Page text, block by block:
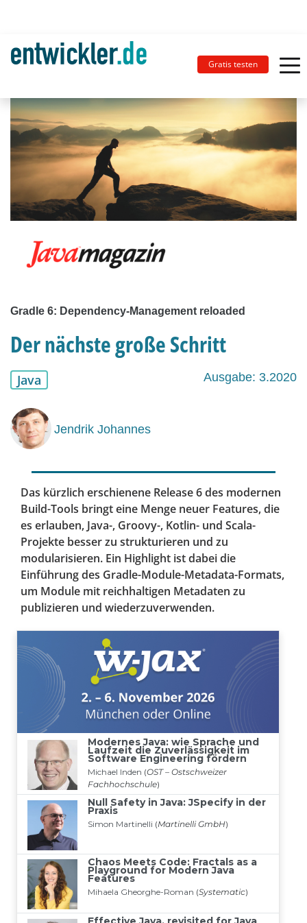
Gratis testen
Gradle 6: Dependency-Management reloaded
Der nächste große Schritt
Java Ausgabe: 3.2020
Jendrik Johannes
Das kürzlich erschienene Release 6 des modernen
Build-Tools bringt eine Menge neuer Features, die
es erlauben, Java-, Groovy-, Kotlin- und Scala-
Projekte besser zu strukturieren und zu
modularisieren. Ein Highlight ist dabei die
Einführung des Gradle-Module-Metadata-Formats,
um Module mit reichhaltigen Metadaten zu
publizieren und wiederzuverwenden.